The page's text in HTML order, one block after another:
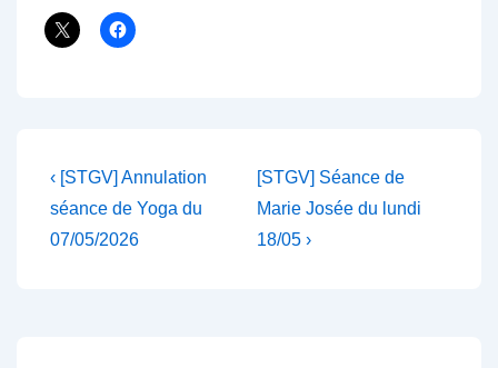
Navigation
de
l’article
Previous
Post
is
‹ [STGV] Annulation
séance de Yoga du
07/05/2026
Next
Post
is
[STGV] Séance de
Marie Josée du lundi
18/05 ›